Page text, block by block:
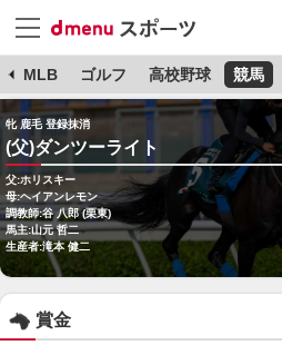
MLB ゴルフ 高校野球 競馬
牝 鹿毛 登録抹消
(父)ダンツーライト
父:ホリスキー
母:ヘイアンレモン
調教師:谷 八郎 (栗東)
馬主:山元 哲二
生産者:滝本 健二
賞金